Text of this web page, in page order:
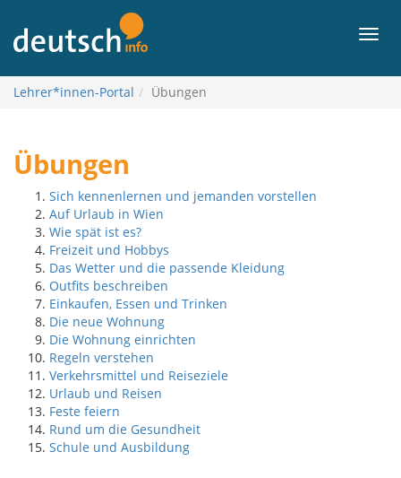
Inhalt
Lehrer*innen-Portal Übungen
Übungen
Sich kennenlernen und jemanden vorstellen
Auf Urlaub in Wien
Wie spät ist es?
Freizeit und Hobbys
Das Wetter und die passende Kleidung
Outfits beschreiben
Einkaufen, Essen und Trinken
Die neue Wohnung
Die Wohnung einrichten
Regeln verstehen
Verkehrsmittel und Reiseziele
Urlaub und Reisen
Feste feiern
Rund um die Gesundheit
Schule und Ausbildung